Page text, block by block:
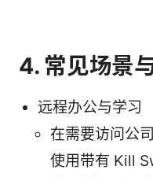
4. 常见场景
远程办公与学习
在需要访问公
使用带有 Kill